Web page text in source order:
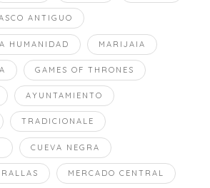
ANTIGUO
HUMANIDAD MARIJAIA
GAMES OF THRONES
AYUNTAMIENTO
TRADICIONALE
CUEVA NEGRA
MERCADO CENTRAL